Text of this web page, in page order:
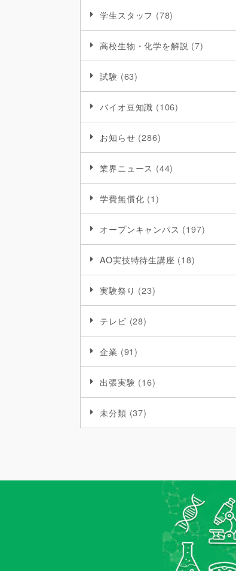
学生スタッフ (78)
高校生物・化学を解説 (7)
試験 (63)
バイオ豆知識 (106)
お知らせ (286)
業界ニュース (44)
学費無償化 (1)
オープンキャンパス (197)
AO実技特待生講座 (18)
実験祭り (23)
テレビ (28)
企業 (91)
出張実験 (16)
未分類 (37)